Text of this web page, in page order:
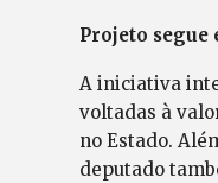
Projeto segue
A iniciativa
voltadas à
no Estado.
deputado